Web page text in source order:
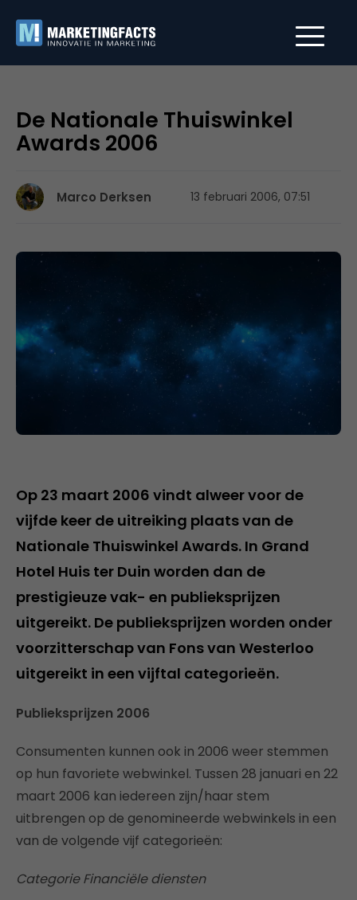
De Nationale Thuiswinkel
Awards 2006
Marco Derksen 13 februari 2006, 07:51
Op 23 maart 2006 vindt alweer voor de
vijfde keer de uitreiking plaats van de
Nationale Thuiswinkel Awards. In Grand
Hotel Huis ter Duin worden dan de
prestigieuze vak- en publieksprijzen
uitgereikt. De publieksprijzen worden onder
voorzitterschap van Fons van Westerloo
uitgereikt in een vijftal categorieën.
Publieksprijzen 2006
Consumenten kunnen ook in 2006 weer stemmen
op hun favoriete webwinkel. Tussen 28 januari en 22
maart 2006 kan iedereen zijn/haar stem
uitbrengen op de genomineerde webwinkels in een
van de volgende vijf categorieën:
Categorie Financiële diensten